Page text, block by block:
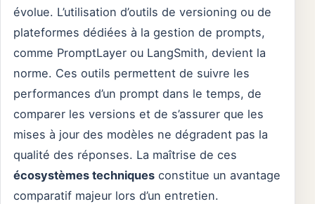
évolue. L’utilisation d’outils de versioning ou de
plateformes dédiées à la gestion de prompts,
comme PromptLayer ou LangSmith, devient la
norme. Ces outils permettent de suivre les
performances d’un prompt dans le temps, de
comparer les versions et de s’assurer que les
mises à jour des modèles ne dégradent pas la
qualité des réponses. La maîtrise de ces
écosystèmes techniques constitue un avantage
comparatif majeur lors d’un entretien.